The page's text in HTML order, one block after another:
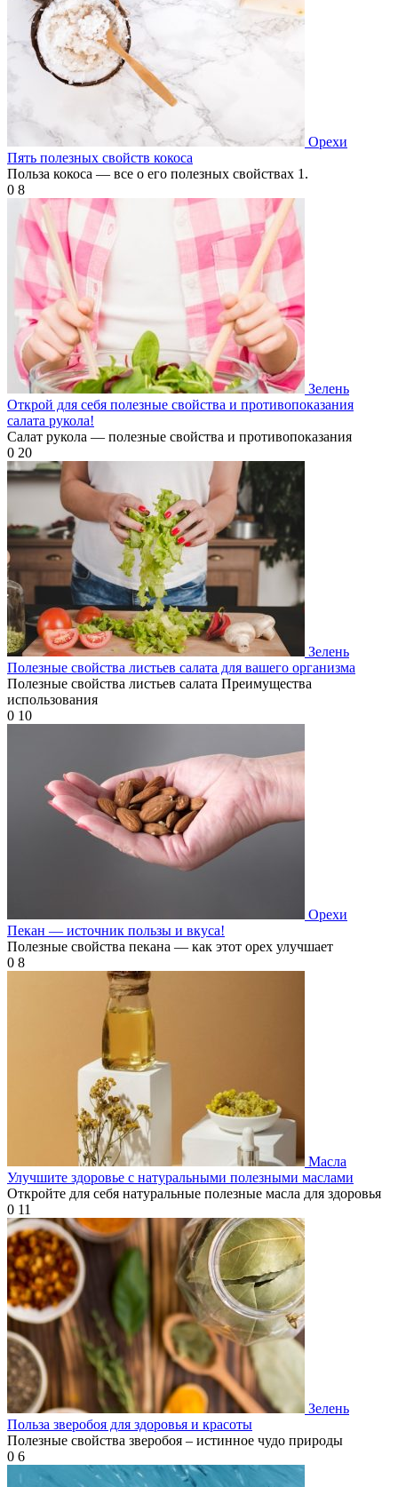
Орехи
Пять полезных свойств кокоса
Польза кокоса — все о его полезных свойствах 1.
0 8
Зелень
Открой для себя полезные свойства и противопоказания
салата рукола!
Салат рукола — полезные свойства и противопоказания
0 20
Зелень
Полезные свойства листьев салата для вашего организма
Полезные свойства листьев салата Преимущества
использования
0 10
Орехи
Пекан — источник пользы и вкуса!
Полезные свойства пекана — как этот орех улучшает
0 8
Масла
Улучшите здоровье с натуральными полезными маслами
Откройте для себя натуральные полезные масла для здоровья
0 11
Зелень
Польза зверобоя для здоровья и красоты
Полезные свойства зверобоя – истинное чудо природы
0 6